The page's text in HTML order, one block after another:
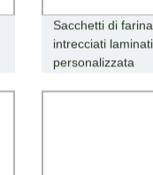
Sacchetti di
intrecciati
personalizzata